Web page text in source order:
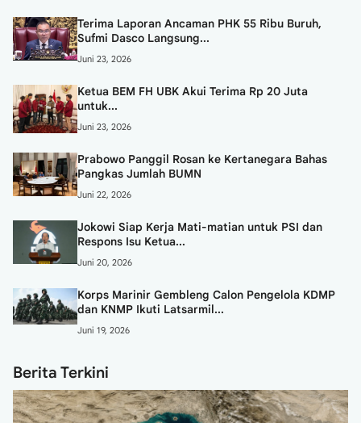
Terima Laporan Ancaman PHK 55 Ribu Buruh,
Sufmi Dasco Langsung...
Juni 23, 2026
Ketua BEM FH UBK Akui Terima Rp 20 Juta
untuk...
Juni 23, 2026
Prabowo Panggil Rosan ke Kertanegara Bahas
Pangkas Jumlah BUMN
Juni 22, 2026
Jokowi Siap Kerja Mati-matian untuk PSI dan
Respons Isu Ketua...
Juni 20, 2026
Korps Marinir Gembleng Calon Pengelola KDMP
dan KNMP Ikuti Latsarmil...
Juni 19, 2026
Berita Terkini